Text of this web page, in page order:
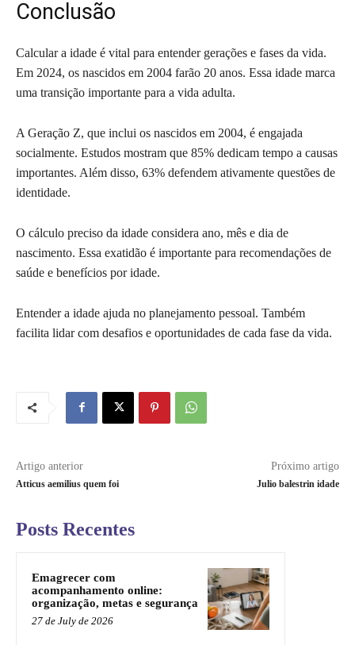
Conclusão
Calcular a idade é vital para entender gerações e fases da vida.
Em 2024, os nascidos em 2004 farão 20 anos. Essa idade marca
uma transição importante para a vida adulta.
A Geração Z, que inclui os nascidos em 2004, é engajada
socialmente. Estudos mostram que 85% dedicam tempo a causas
importantes. Além disso, 63% defendem ativamente questões de
identidade.
O cálculo preciso da idade considera ano, mês e dia de
nascimento. Essa exatidão é importante para recomendações de
saúde e benefícios por idade.
Entender a idade ajuda no planejamento pessoal. Também
facilita lidar com desafios e oportunidades de cada fase da vida.
Artigo anterior
Atticus aemilius quem foi
Próximo artigo
Julio balestrin idade
Posts Recentes
Emagrecer com
acompanhamento online:
organização, metas e segurança
27 de July de 2026